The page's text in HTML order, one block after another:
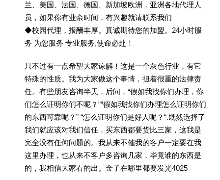
兰、美国、法国、德国、新加坡欧洲，亚洲各地代理人
员，如果你有业余时间，有兴趣就请联系我们
◆校园代理，报酬丰厚。真诚期待您的加盟。24小时服
务 为您服务 专业服务,使命必赴！
只不过有一点希望大家谅解！这是一个灰色行业，有它
特殊的性质。我为大家做这个事情，担着很重的法律责
任。有些朋友咨询半天，后问，“假如我找你们办理，你
们怎么证明你们不呢？”“假如我找你们办理怎么证明你们
的东西可靠呢？” “怎么证明你们是好人呢？“.既然选择了
我们就应该对我们信任，买东西都要货比三家，这我是
完全没有任何问题的。我从来不催我的客户一定要在我
这里办理，也从来不客户多咨询几家，毕竟谁的东西是
的，我相信大家看的出。金子在哪里都要发光4025